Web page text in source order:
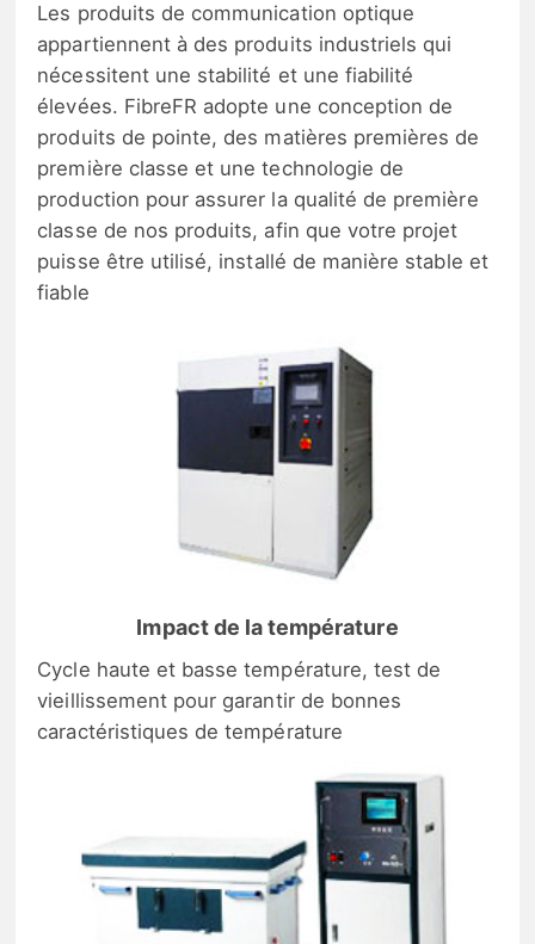
Les produits de communication optique
appartiennent à des produits industriels qui
nécessitent une stabilité et une fiabilité
élevées. FibreFR adopte une conception de
produits de pointe, des matières premières de
première classe et une technologie de
production pour assurer la qualité de première
classe de nos produits, afin que votre projet
puisse être utilisé, installé de manière stable et
fiable
Impact de la température
Cycle haute et basse température, test de
vieillissement pour garantir de bonnes
caractéristiques de température